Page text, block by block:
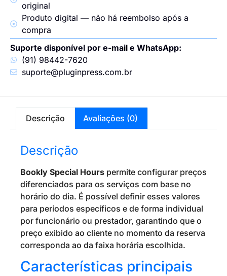
original
Produto digital — não há reembolso após a
compra
Suporte disponível por e-mail e WhatsApp:
(91) 98442-7620
suporte@pluginpress.com.br
Descrição Avaliações (0)
Descrição
Bookly Special Hours permite configurar preços
diferenciados para os serviços com base no
horário do dia. É possível definir esses valores
para períodos específicos e de forma individual
por funcionário ou prestador, garantindo que o
preço exibido ao cliente no momento da reserva
corresponda ao da faixa horária escolhida.
Características principais